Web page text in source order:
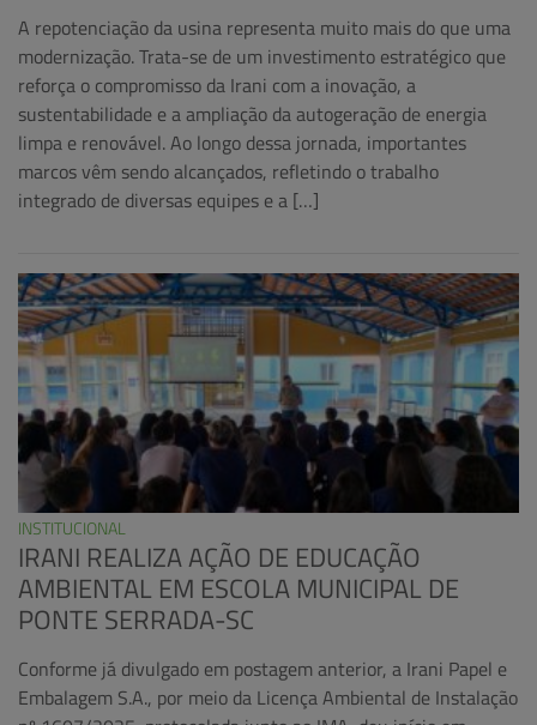
A repotenciação da usina representa muito mais do que uma
modernização. Trata-se de um investimento estratégico que
reforça o compromisso da Irani com a inovação, a
sustentabilidade e a ampliação da autogeração de energia
limpa e renovável. Ao longo dessa jornada, importantes
marcos vêm sendo alcançados, refletindo o trabalho
integrado de diversas equipes e a […]
INSTITUCIONAL
IRANI REALIZA AÇÃO DE EDUCAÇÃO
AMBIENTAL EM ESCOLA MUNICIPAL DE
PONTE SERRADA-SC
Conforme já divulgado em postagem anterior, a Irani Papel e
Embalagem S.A., por meio da Licença Ambiental de Instalação